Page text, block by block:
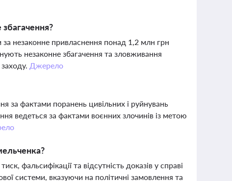
незаконне привласнення понад 1,2 млн грн
незаконне збагачення та зловживання
Джерело
за фактами поранень цивільних і руйнувань
ведеться за фактами воєнних злочинів із метою
фальсифікації та відсутність доказів у справі
системи, вказуючи на політичні замовлення та